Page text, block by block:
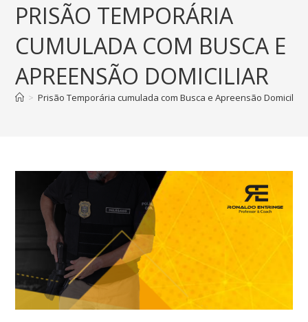
PRISÃO TEMPORÁRIA
CUMULADA COM BUSCA E
APREENSÃO DOMICILIAR
> Prisão Temporária cumulada com Busca e Apreensão Domiciliar